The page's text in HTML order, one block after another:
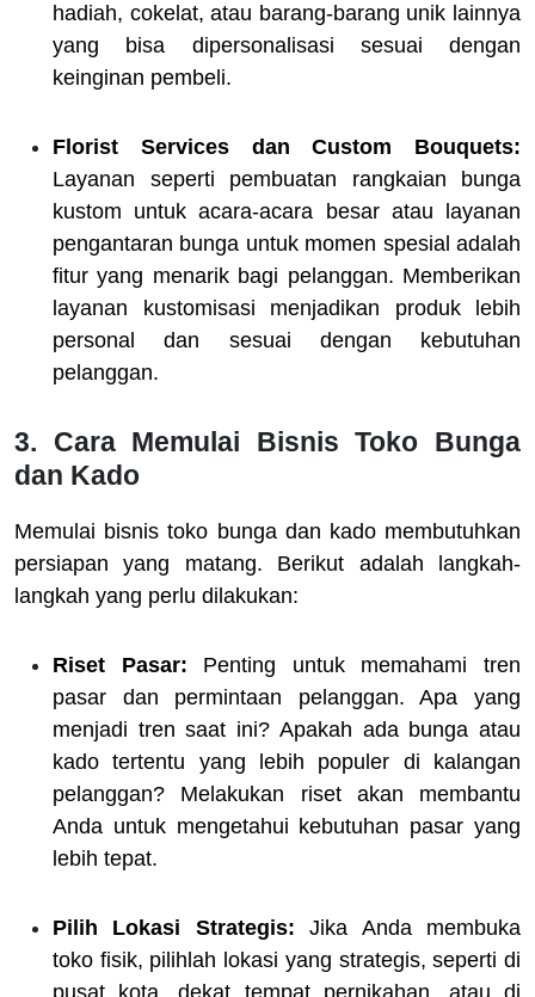
hadiah, cokelat, atau barang-barang unik lainnya
yang bisa dipersonalisasi sesuai dengan
keinginan pembeli.
Florist Services dan Custom Bouquets:
Layanan seperti pembuatan rangkaian bunga
kustom untuk acara-acara besar atau layanan
pengantaran bunga untuk momen spesial adalah
fitur yang menarik bagi pelanggan. Memberikan
layanan kustomisasi menjadikan produk lebih
personal dan sesuai dengan kebutuhan
pelanggan.
3. Cara Memulai Bisnis Toko Bunga
dan Kado
Memulai bisnis toko bunga dan kado membutuhkan
persiapan yang matang. Berikut adalah langkah-
langkah yang perlu dilakukan:
Riset Pasar: Penting untuk memahami tren
pasar dan permintaan pelanggan. Apa yang
menjadi tren saat ini? Apakah ada bunga atau
kado tertentu yang lebih populer di kalangan
pelanggan? Melakukan riset akan membantu
Anda untuk mengetahui kebutuhan pasar yang
lebih tepat.
Pilih Lokasi Strategis: Jika Anda membuka
toko fisik, pilihlah lokasi yang strategis, seperti di